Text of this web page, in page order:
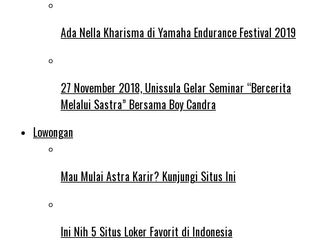
Ada Nella Kharisma di Yamaha Endurance Festival 2019
27 November 2018, Unissula Gelar Seminar “Bercerita
Melalui Sastra” Bersama Boy Candra
Lowongan
Mau Mulai Astra Karir? Kunjungi Situs Ini
Ini Nih 5 Situs Loker Favorit di Indonesia